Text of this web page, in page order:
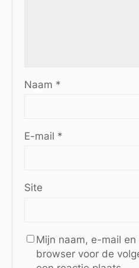
Naam *
E-mail *
Site
Mijn naam, e-mail
browser voor de